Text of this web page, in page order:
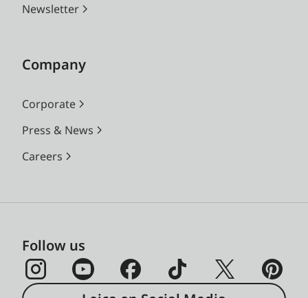
Newsletter
Company
Corporate
Press & News
Careers
Follow us